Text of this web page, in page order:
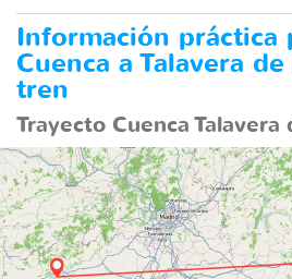
Información práctica
Cuenca a Talavera
tren
Trayecto Cuenca Talavera